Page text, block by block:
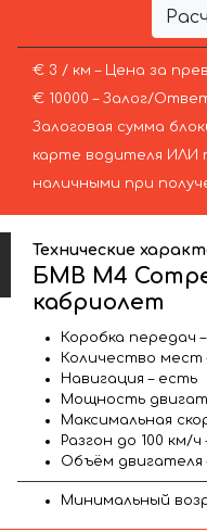
€ 3 / км – Цена за
€ 10000 – Залог/
Залоговая сумма
карте водителя ИЛИ
наличными при
Технические
БМВ M4
кабриолет
Коробка передач
Количество мест
Навигация – есть
Мощность
Максимальная
Разгон до 100 км/ч
Объём двигателя
Минимальный